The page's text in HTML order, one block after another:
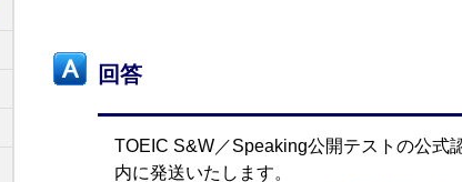
回答
TOEIC S&W／Speaking公開テストの公式
内に発送いたします。